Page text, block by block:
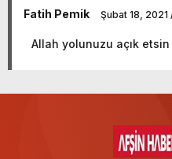
Fatih Pemik Şubat 18, 2021
Allah yolunuzu açık